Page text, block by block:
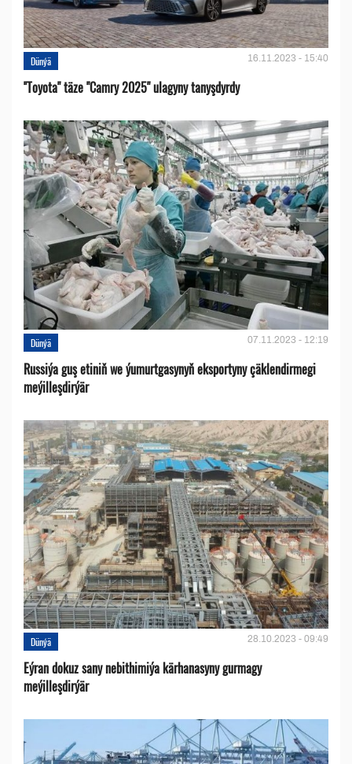
Dünýä 16.11.2023 - 15:40
''Toyota" täze "Camry 2025" ulagyny tanyşdyrdy
Dünýä 07.11.2023 - 12:19
Russiýa guş etiniň we ýumurtgasynyň eksportyny çäklendirmegi
meýilleşdirýär
Dünýä 28.10.2023 - 09:49
Eýran dokuz sany nebithimiýa kärhanasyny gurmagy
meýilleşdirýär